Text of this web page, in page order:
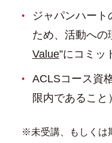
ジャパンハート
ため、活動への
Value”にコミッ
ACLSコース資
限内であること）
※未受講、もしくは